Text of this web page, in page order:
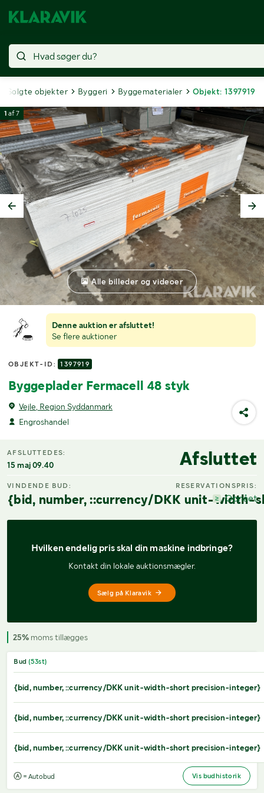
Solgte objekter Byggeri Byggematerialer Objekt: 1397919
Denne auktion er afsluttet!
Se flere auktioner
OBJEKT-ID: 1397919
Byggeplader Fermacell 48 styk
Vejle, Region Syddanmark
Engroshandel
1 af7
Alle billeder og videoer
AFSLUTTEDES:
15 maj 09.40 Afsluttet
VINDENDE BUD:
{bid, number, ::currency/DKK unit-width-
RESERVATIONSPRIS:
Opnået
Hvilken endelig pris skal din maskine indbringe?
Kontakt din lokale auktionsmægler.
Sælg på Klaravik
25% moms tillægges
Bud (53st)
{bid, number, ::currency/DKK unit-width-short precision-integer}
{bid, number, ::currency/DKK unit-width-short precision-integer}
{bid, number, ::currency/DKK unit-width-short precision-integer}
= Autobud Vis budhistorik